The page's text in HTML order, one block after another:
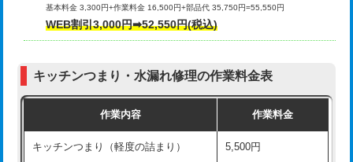
給水管工事※（ライニング鋼管・銅
管・ポリ管・HT管使用/3ｍまで)
44,000円
管・ポリ管・HT管使用/3ｍ超え)
排水管工事（土の掘削・埋め戻し作
11,000円~
排水管工事（排水管工事/3ｍまで） 55,000円
その他部品の脱着
式・ワンホール）)
基本料金 3,300円+作業料金 16,500円+部品代 35,750円=55,550円
WEB割引3,000円➡52,550円(税込)
キッチンつまり・水漏れ修理の作業料金表
作業内容 作業料金
キッチンつまり（軽度の詰まり） 5,500円